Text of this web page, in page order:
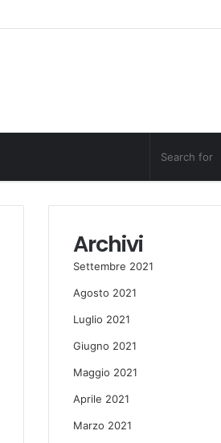
Archivi
Settembre 2021
Agosto 2021
Luglio 2021
Giugno 2021
Maggio 2021
Aprile 2021
Marzo 2021